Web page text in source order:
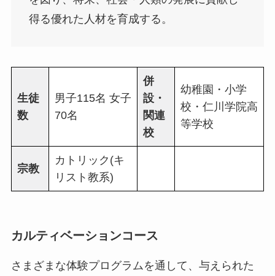
得る優れた人材を育成する。
生徒
数
男子115名 女子
70名
併
設・
関連
校
幼稚園・小学
校・仁川学院高
等学校
宗教
カトリック(キ
リスト教系)
カルティベーションコース
さまざまな体験プログラムを通して、与えられた